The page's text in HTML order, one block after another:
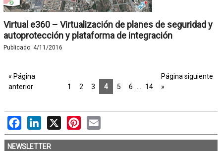
Virtual e360 – Virtualización de planes de seguridad y
autoprotección y plataforma de integración
Publicado: 4/11/2016
« Página
anterior
1 2 3 4 5 6 14
Página siguiente
»
FacebookLinkedIn
X PinterestEmail
NEWSLETTER